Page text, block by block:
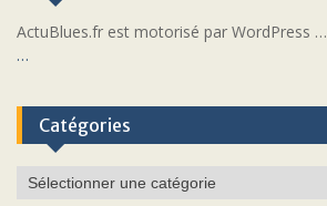
ActuBlues.fr est motorisé par WordPress …
…
Catégories
Catégories